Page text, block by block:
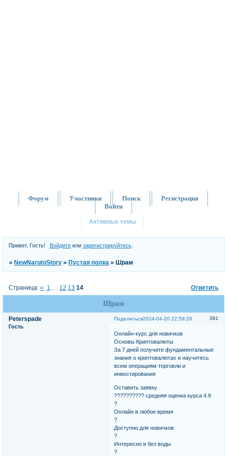
Форум Участники Поиск
Регистрация
Войти
Активные темы
Привет, Гость! Войдитеили зарегистрируйтесь.
»NewNarutoStory »Пустая полка »Шрам
Шрам
Страница:« 1 … 12 13 14 Ответить
Поделиться 391
2024-04-20 22:59:26
Peterspade
Гость
Онлайн-курс для новичков
Основы Криптовалюты
За 7 дней получите фундаментальные
знания о криптовалютах и научитесь
всем операциям торговли и
инвестирования
Оставить заявку
?????????? средняя оценка курса 4.9
?
Онлайн в любое время
?
Доступно для новичков
?
Интересно и без воды
?